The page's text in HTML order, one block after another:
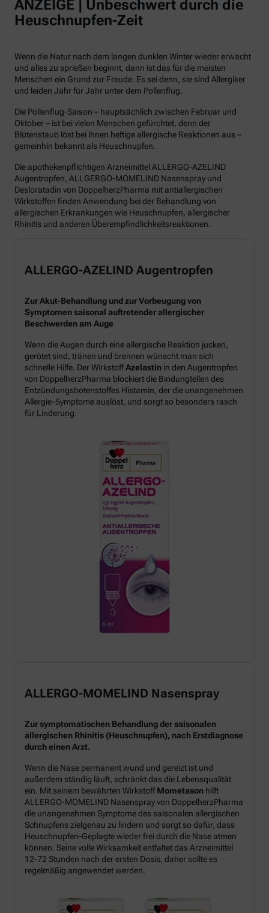
ANZEIGE | Unbeschwert durch die
Heuschnupfen-Zeit
Wenn die Natur nach dem langen dunklen Winter wieder erwacht
und alles zu sprießen beginnt, dann ist das für die meisten
Menschen ein Grund zur Freude. Es sei denn, sie sind Allergiker
und leiden Jahr für Jahr unter dem Pollenflug.
Die Pollenflug-Saison – hauptsächlich zwischen Februar und
Oktober – ist bei vielen Menschen gefürchtet, denn der
Blütenstaub löst bei ihnen heftige allergische Reaktionen aus –
gemeinhin bekannt als Heuschnupfen.
Die apothekenpflichtigen Arzneimittel ALLERGO-AZELIND
Augentropfen, ALLGERGO-MOMELIND Nasenspray und
Desloratadin von DoppelherzPharma mit antiallergischen
Wirkstoffen finden Anwendung bei der Behandlung von
allergischen Erkrankungen wie Heuschnupfen, allergischer
Rhinitis und anderen Überempfindlichkeitsreaktionen.
ALLERGO-AZELIND Augentropfen
Zur Akut-Behandlung und zur Vorbeugung von
Symptomen saisonal auftretender allergischer
Beschwerden am Auge
Wenn die Augen durch eine allergische Reaktion jucken,
gerötet sind, tränen und brennen wünscht man sich
schnelle Hilfe. Der WirkstoffAzelastin in den Augentropfen
von DoppelherzPharma blockiert die Bindungtellen des
Entzündungsbotenstoffes Histamin, der die unangenehmen
Allergie-Symptome auslöst, und sorgt so besonders rasch
für Linderung.
ALLERGO-MOMELIND Nasenspray
Zur symptomatischen Behandlung der saisonalen
allergischen Rhinitis (Heuschnupfen), nach Erstdiagnose
durch einen Arzt.
Wenn die Nase permanent wund und gereizt ist und
außerdem ständig läuft, schränkt das die Lebensqualität
ein. Mit seinem bewährten WirkstoffMometason hilft
ALLERGO-MOMELIND Nasenspray von DoppelherzPharma
die unangenehmen Symptome des saisonalen allergischen
Schnupfens zielgenau zu lindern und sorgt so dafür, dass
Heuschnupfen-Geplagte wieder frei durch die Nase atmen
können. Seine volle Wirksamkeit entfaltet das Arzneimittel
12-72 Stunden nach der ersten Dosis, daher sollte es
regelmäßig angewendet werden.